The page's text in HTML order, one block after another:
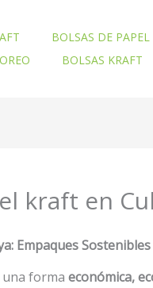
BOLSAS DE
BOLSAS KRAFT
kraft en
Empaques
forma económica,